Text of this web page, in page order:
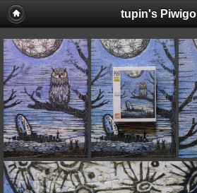
tupin's Piwigo